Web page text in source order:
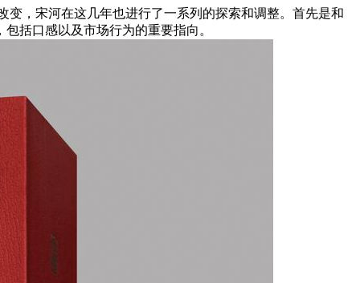
，宋河在这几年也进行了一系列的探索和调整。首先是和
括口感以及市场行为的重要指向。